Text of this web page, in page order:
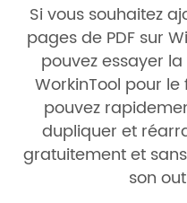
Si vous souhaitez
pages de PDF sur
pouvez essayer
WorkinTool pour
pouvez
dupliquer et
gratuitement et
son